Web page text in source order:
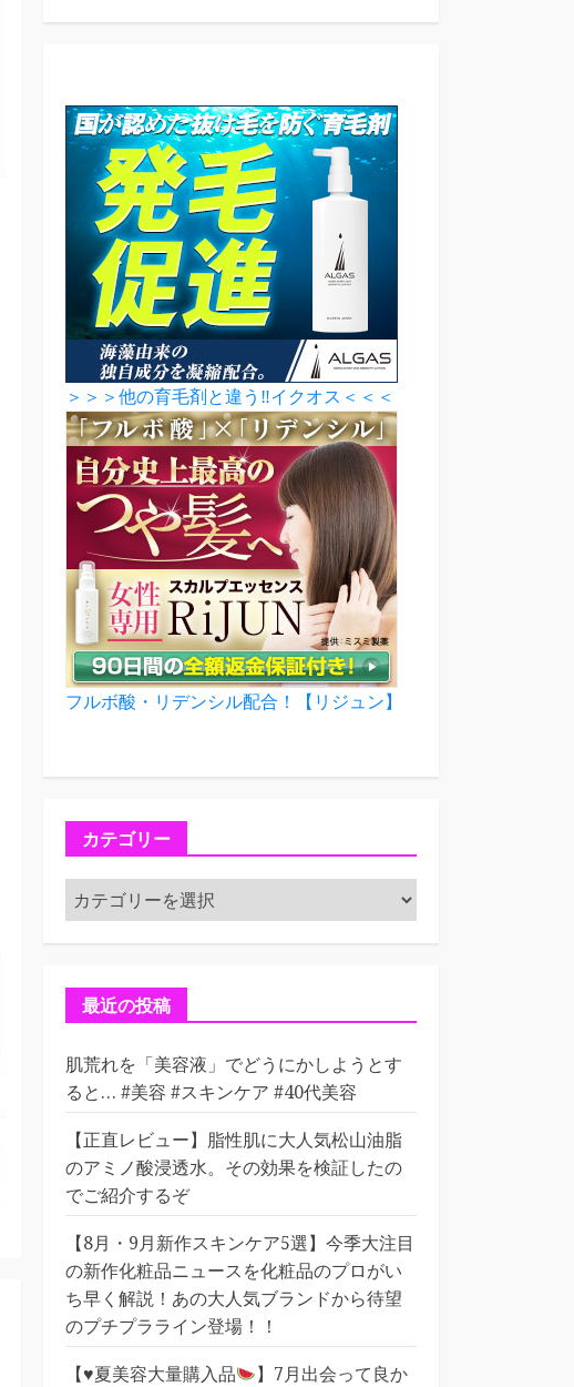
＞＞＞他の育毛剤と違う‼イクオス＜＜＜
フルボ酸・リデンシル配合！【リジュン】
カテゴリー
カ
テ
ゴ
ー最近の投稿
肌荒れを「美容液」でどうにかしようとす
ると… #美容 #スキンケア #40代美容
【正直レビュー】脂性肌に大人気松山油脂
のアミノ酸浸透水。その効果を検証したの
でご紹介するぞ
【8月・9月新作スキンケア5選】今季大注目
の新作化粧品ニュースを化粧品のプロがい
ち早く解説！あの大人気ブランドから待望
のプチプラライン登場！！
【♥️夏美容大量購入品
】7月出会って良か